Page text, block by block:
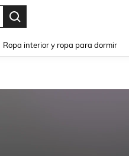
Ropa interior y ropa para dormir